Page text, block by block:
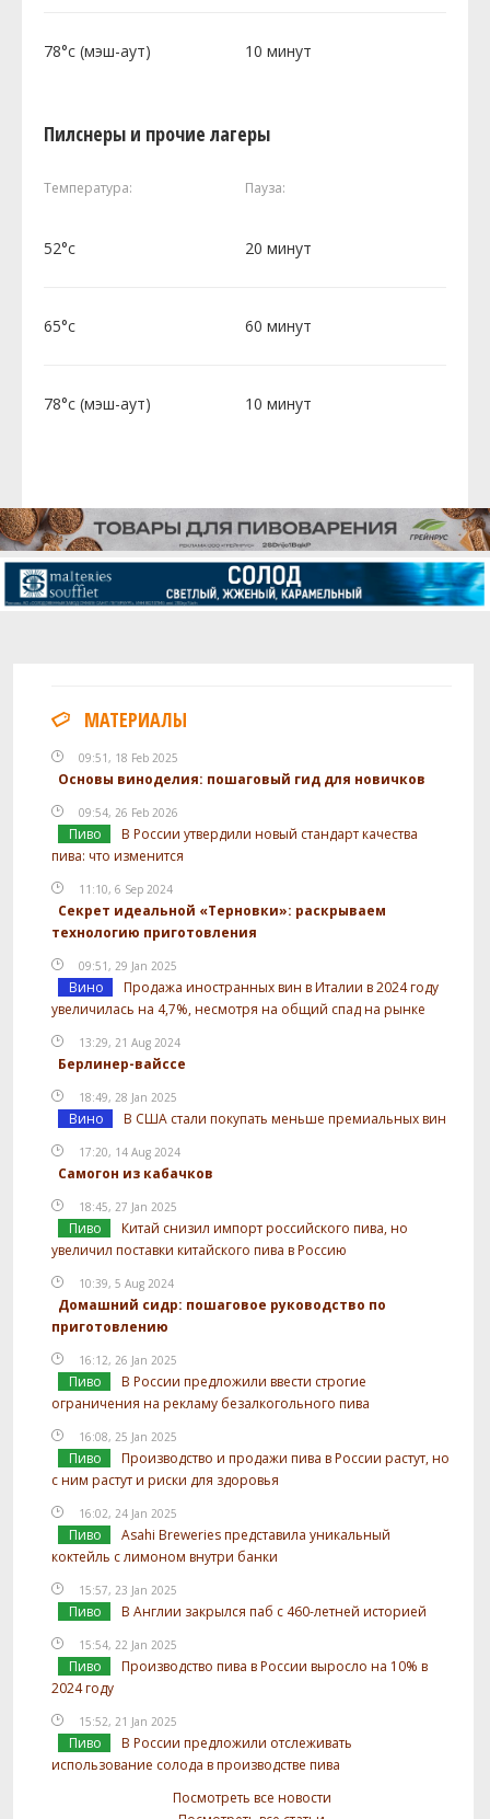
78°c (мэш-аут) 10 минут
Пилснеры и прочие лагеры
Температура: Пауза:
52°c 20 минут
65°c 60 минут
78°c (мэш-аут) 10 минут
МАТЕРИАЛЫ
09:51, 18 Feb 2025
Основы виноделия: пошаговый гид для новичков
09:54, 26 Feb 2026
Пиво
В России утвердили новый стандарт качества
пива: что изменится
11:10, 6 Sep 2024
Секрет идеальной «Терновки»: раскрываем
технологию приготовления
09:51, 29 Jan 2025
Вино
Продажа иностранных вин в Италии в 2024 году
увеличилась на 4,7%, несмотря на общий спад на рынке
13:29, 21 Aug 2024
Берлинер-вайссе
18:49, 28 Jan 2025
Вино В США стали покупать меньше премиальных вин
17:20, 14 Aug 2024
Самогон из кабачков
18:45, 27 Jan 2025
Пиво
Китай снизил импорт российского пива, но
увеличил поставки китайского пива в Россию
10:39, 5 Aug 2024
Домашний сидр: пошаговое руководство по
приготовлению
16:12, 26 Jan 2025
Пиво
В России предложили ввести строгие
ограничения на рекламу безалкогольного пива
16:08, 25 Jan 2025
Пиво
Производство и продажи пива в России растут, но
с ним растут и риски для здоровья
16:02, 24 Jan 2025
Пиво
Asahi Breweries представила уникальный
коктейль с лимоном внутри банки
15:57, 23 Jan 2025
Пиво В Англии закрылся паб с 460-летней историей
15:54, 22 Jan 2025
Пиво
Производство пива в России выросло на 10% в
2024 году
15:52, 21 Jan 2025
Пиво
В России предложили отслеживать
использование солода в производстве пива
Посмотреть все новости